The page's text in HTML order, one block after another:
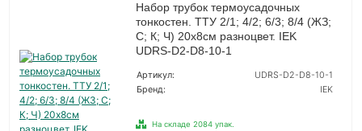
Набор трубок термоусадочных
тонкостен. ТТУ 2/1; 4/2; 6/3; 8/4 (ЖЗ;
С; К; Ч) 20х8см разноцвет. IEK
UDRS-D2-D8-10-1
Артикул:
UDRS-D2-D8-10-1
Бренд:
IEK
На складе 2084 упак.